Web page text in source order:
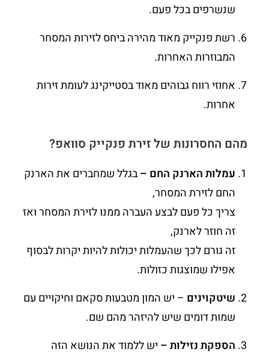
שנשרפים בכל פעם.
רשת פנקייק מאוד מהירה ביחס לזירות המסחר
המבוזרות האחרות.
אחוזי רווח גבוהים מאוד בסטייקינג לעומת זירות
אחרות.
מהם החסרונות של זירת פנקייק סוואפ?
עמלות הארנק החם –בגלל שמחברים את הארנק
החם לזירת המסחר,
צריך כל פעם לבצע העברה ממנו לזירת המסחר ואז
זה חוזר לארנק,
זה גורם לכך שהעמלות יכולות להיות יקרות לבסוף
אפילו שמוצגות כזולות.
שיטקוינים – יש המון מטבעות סקאם וחיקויים עם
שמות דומים שיש להיזהר מהם שם.
הספקת נזילות – יש ללמוד את הנושא הזה